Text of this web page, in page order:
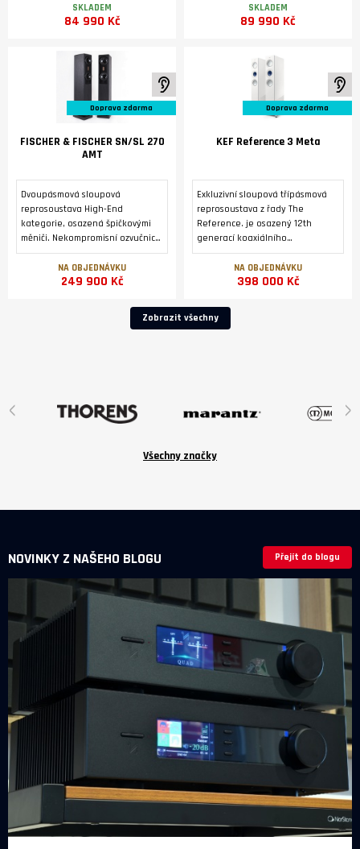
SKLADEM
84 990 Kč
převodníku DM36 a modulem
streameru SM35 Prisma.
SKLADEM
89 990 Kč
K poslechu ve studiu
Doprava zdarma
FISCHER & FISCHER SN/SL 270
AMT
Dvoupásmová sloupová
reprosoustava High-End
kategorie, osazená špičkovými
měniči. Nekompromisní ozvučnice
z masivní přírodní břidlice.
Zakázková výroba v Německu..
NA OBJEDNÁVKU
249 900 Kč
Doprava zdarma
KEF Reference 3 Meta
Exkluzivní sloupová třípásmová
reprosoustava z řady The
Reference. je osazený 12th
generací koaxiálního
reproduktoru Uni-Q® s
technologií MAT™ a dvojicí
basových reproduktorů o
uspořádaných kolem
reproduktoru Uni-Q .2 x 3 černé,
NA OBJEDNÁVKU
398 000 Kč
Zobrazit všechny
‹ ›
Všechny značky
NOVINKY Z NAŠEHO BLOGU Přejít do blogu